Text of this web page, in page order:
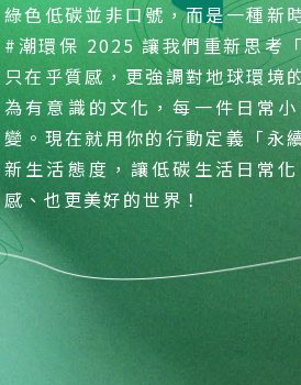
綠色低碳並非口號，而是一種新
#潮環保 2025 讓我們重新思考
只在乎質感，更強調對地球環境
為有意識的文化，每一件日常
變。現在就用你的行動定義「永
新生活態度，讓低碳生活日常
感、也更美好的世界！